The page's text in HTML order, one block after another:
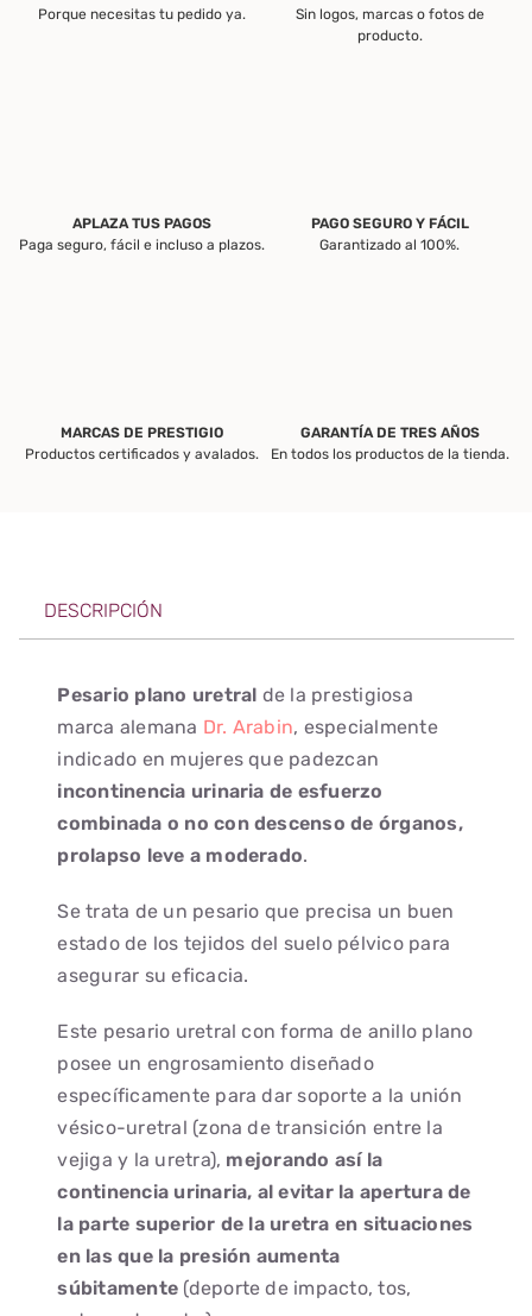
Porque necesitas tu pedido ya.
Sin logos, marcas o fotos de
producto.
APLAZA TUS PAGOS
Paga seguro, fácil e incluso a plazos.
PAGO SEGURO Y FÁCIL
Garantizado al 100%.
MARCAS DE PRESTIGIO
Productos certificados y avalados.
GARANTÍA DE TRES AÑOS
En todos los productos de la tienda.
DESCRIPCIÓN
Pesario plano uretral de la prestigiosa
marca alemana Dr. Arabin, especialmente
indicado en mujeres que padezcan
incontinencia urinaria de esfuerzo
combinada o no con descenso de órganos,
prolapso leve a moderado.
Se trata de un pesario que precisa un buen
estado de los tejidos del suelo pélvico para
asegurar su eficacia.
Este pesario uretral con forma de anillo plano
posee un engrosamiento diseñado
específicamente para dar soporte a la unión
vésico-uretral (zona de transición entre la
vejiga y la uretra), mejorando así la
continencia urinaria, al evitar la apertura de
la parte superior de la uretra en situaciones
en las que la presión aumenta
súbitamente (deporte de impacto, tos,